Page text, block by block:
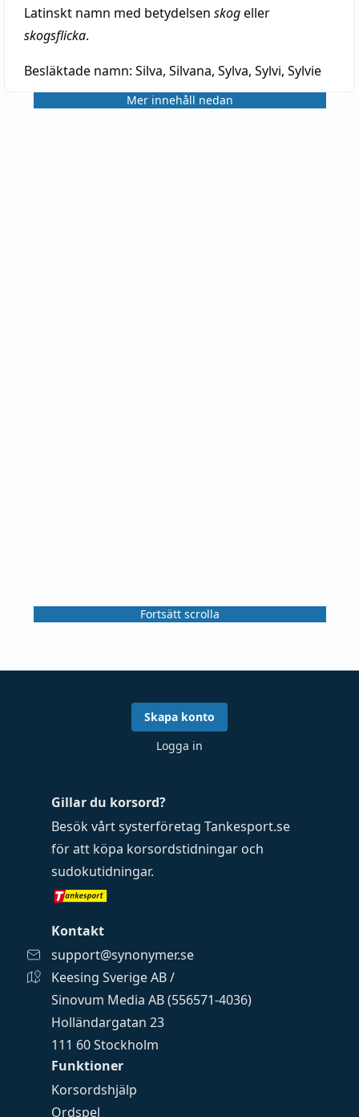
Latinskt namn med betydelsen skogeller
skogsflicka.
Besläktade namn: Silva, Silvana, Sylva, Sylvi, Sylvie
Mer innehåll nedan
Fortsätt scrolla
Funktioner
Korsordshjälp
Ordspel
Gillar du korsord?
Besök vårt systerföretag Tankesport.se
för att köpa korsordstidningar och
sudokutidningar.
Kontakt
support@synonymer.se
Keesing Sverige AB /
Sinovum Media AB (556571-4036)
Holländargatan 23
111 60 Stockholm
Skapa konto
Logga in